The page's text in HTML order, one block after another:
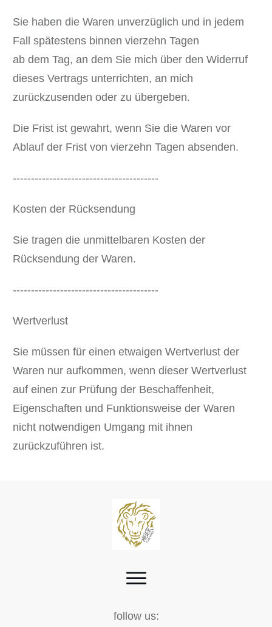
Sie haben die Waren unverzüglich und in jedem
Fall spätestens binnen vierzehn Tagen
ab dem Tag, an dem Sie mich über den Widerruf
dieses Vertrags unterrichten, an mich
zurückzusenden oder zu übergeben.
Die Frist ist gewahrt, wenn Sie die Waren vor
Ablauf der Frist von vierzehn Tagen absenden.
----------------------------------------
Kosten der Rücksendung
Sie tragen die unmittelbaren Kosten der
Rücksendung der Waren.
----------------------------------------
Wertverlust
Sie müssen für einen etwaigen Wertverlust der
Waren nur aufkommen, wenn dieser Wertverlust
auf einen zur Prüfung der Beschaffenheit,
Eigenschaften und Funktionsweise der Waren
nicht notwendigen Umgang mit ihnen
zurückzuführen ist.
follow us: